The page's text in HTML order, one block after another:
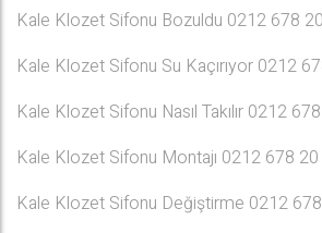
Kale Klozet Sifonu Bozuldu 0212 678
Kale Klozet Sifonu Su Kaçırıyor 0212
Kale Klozet Sifonu Nasıl Takılır 0212
Kale Klozet Sifonu Montajı 0212 678
Kale Klozet Sifonu Değiştirme 0212